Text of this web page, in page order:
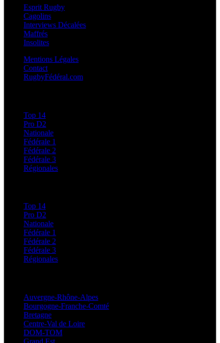
Esprit Rugby
Cagolins
Interviews Décalées
Maffrés
Insolites
Mentions Légales
Contact
RugbyFédéral.com
Top 14
Pro D2
Nationale
Fédérale 1
Fédérale 2
Fédérale 3
Régionales
Top 14
Pro D2
Nationale
Fédérale 1
Fédérale 2
Fédérale 3
Régionales
Auvergne-Rhône-Alpes
Bourgogne-Franche-Comté
Bretagne
Centre-Val de Loire
DOM-TOM
Grand Est